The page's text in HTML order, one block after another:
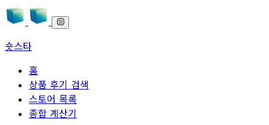
숏스타
홈
상품 후기 검색
스토어 목록
종합 계산기